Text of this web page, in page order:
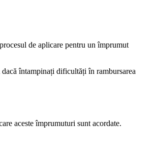
de aplicare pentru un împrumut
întampinați dificultăți în rambursarea
aceste împrumuturi sunt acordate.